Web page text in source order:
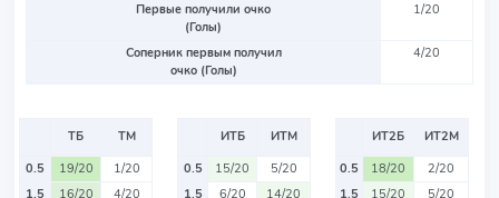
Первые получили очко
(Голы)
1/20
Соперник первым получил
очко (Голы)
4/20
ТБ
ТМ
0.5
19/20
1/20
1.5
16/20
4/20
ИТБ
ИТМ
0.5
15/20
5/20
1.5
6/20
14/20
ИТ2Б
ИТ2М
0.5
18/20
2/20
1.5
15/20
5/20